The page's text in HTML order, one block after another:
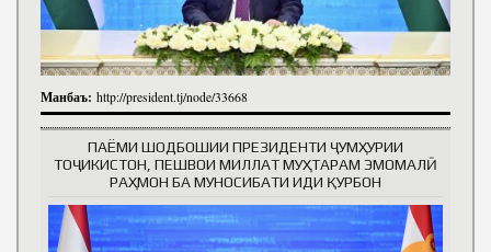
Манбаъ: http://president.tj/node/33668
ПАЁМИ ШОДБОШИИ ПРЕЗИДЕНТИ ҶУМҲУРИИ
ТОҶИКИСТОН, ПЕШВОИ МИЛЛАТ МУҲТАРАМ ЭМОМАЛӢ
РАҲМОН БА МУНОСИБАТИ ИДИ ҚУРБОН